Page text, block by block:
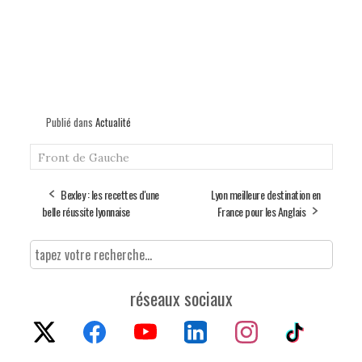
Publié dans Actualité
Front de Gauche
Bexley : les recettes d'une
belle réussite lyonnaise
Lyon meilleure destination en
France pour les Anglais
réseaux sociaux